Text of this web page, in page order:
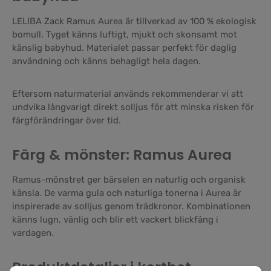
LELIBA Zack Ramus Aurea är tillverkad av 100 % ekologisk
bomull. Tyget känns luftigt, mjukt och skonsamt mot
känslig babyhud. Materialet passar perfekt för daglig
användning och känns behagligt hela dagen.
Eftersom naturmaterial används rekommenderar vi att
undvika långvarigt direkt solljus för att minska risken för
färgförändringar över tid.
Färg & mönster: Ramus Aurea
Ramus-mönstret ger bärselen en naturlig och organisk
känsla. De varma gula och naturliga tonerna i Aurea är
inspirerade av solljus genom trädkronor. Kombinationen
känns lugn, vänlig och blir ett vackert blickfång i
vardagen.
Produktdetaljer i korthet